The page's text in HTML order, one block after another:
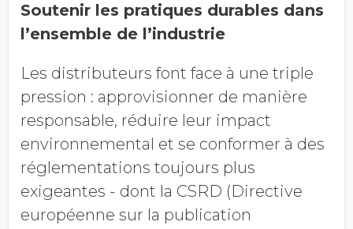
Soutenir les pratiques durables dans
l’ensemble de l’industrie
Les distributeurs font face à une triple
pression : approvisionner de manière
responsable, réduire leur impact
environnemental et se conformer à des
réglementations toujours plus
exigeantes - dont la CSRD (Directive
européenne sur la publication